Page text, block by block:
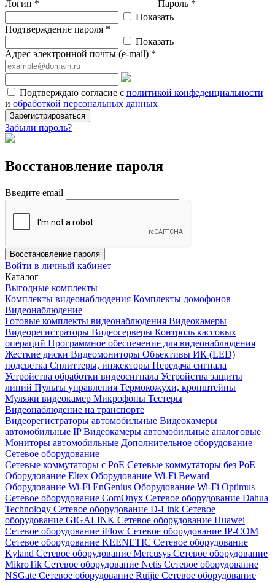
Логин *
Пароль *
Показать
Подтверждение пароля *
Показать
Адрес электронной почты (e-mail) *
Подтверждаю согласие с политикой конфеденциальности
и обработкой персональных данных
Зарегистрироваться
Забыли пароль?
Восстановление пароля
Введите email
Восстановление пароля
Войти в личный кабинет
Каталог
Выгодные комплекты
Комплекты видеонаблюдения Комплекты домофонов
Видеонаблюдение
Готовые комплекты видеонаблюдения Видеокамеры
Видеорегистраторы Видеосерверы Контроль кассовых
операций Программное обеспечение для видеонаблюдения
Жесткие диски Видеомониторы Объективы ИК (LED)
подсветка Сплиттеры, инжекторы Передача сигнала
Устройства обработки видеосигнала Устройства защиты
линий Пульты управления Термокожухи, кронштейны
Муляжи видеокамер Микрофоны Тестеры
Видеонаблюдение на транспорте
Видеорегистраторы автомобильные Видеокамеры
автомобильные IPВидеокамеры автомобильные аналоговые
Мониторы автомобильные Дополнительное оборудование
Сетевое оборудование
Сетевые коммутаторы с РоЕ Сетевые коммутаторы без РоЕ
Оборудование Eltex Оборудование Wi-Fi Beward
Оборудование Wi-Fi EnGenius Оборудование Wi-Fi Optimus
Сетевое оборудование ComOnyx Сетевое оборудование Dahua
Technology Сетевое оборудование D-Link Сетевое
оборудование GIGALINK Сетевое оборудование Huawei
Сетевое оборудование iFlow Сетевое оборудование IP-COM
Сетевое оборудование KEENETIC Сетевое оборудование
Kyland Сетевое оборудование Mercusys Сетевое оборудование
MikroTik Сетевое оборудование Netis Сетевое оборудование
NSGate Сетевое оборудование Ruijie Сетевое оборудование